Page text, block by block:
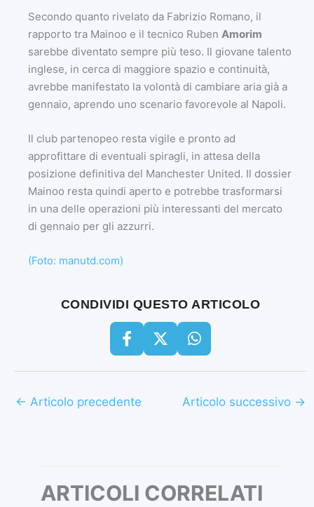
Secondo quanto rivelato da Fabrizio Romano, il
rapporto tra Mainoo e il tecnico Ruben Amorim
sarebbe diventato sempre più teso. Il giovane talento
inglese, in cerca di maggiore spazio e continuità,
avrebbe manifestato la volontà di cambiare aria già a
gennaio, aprendo uno scenario favorevole al Napoli.
Il club partenopeo resta vigile e pronto ad
approfittare di eventuali spiragli, in attesa della
posizione definitiva del Manchester United. Il dossier
Mainoo resta quindi aperto e potrebbe trasformarsi
in una delle operazioni più interessanti del mercato
di gennaio per gli azzurri.
(Foto: manutd.com)
CONDIVIDI QUESTO ARTICOLO
← Articolo precedente Articolo successivo →
ARTICOLI CORRELATI